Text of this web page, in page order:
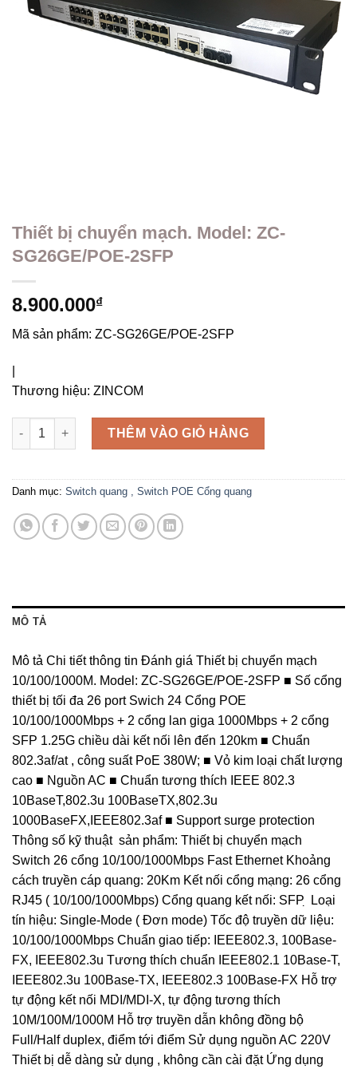
Thiết bị chuyển mạch. Model: ZC-
SG26GE/POE-2SFP
8.900.000₫
Mã sản phẩm: ZC-SG26GE/POE-2SFP
Thương hiệu: ZINCOM
Thiết bị chuyển mạch. Model: ZC-SG26GE/POE-2SFP số lượng
THÊM VÀO GIỎ HÀNG
Danh mục: Switch quang , Switch POE Cổng quang
MÔ TẢ
Mô tả Chi tiết thông tin Đánh giá Thiết bị chuyển mạch
10/100/1000M. Model: ZC-SG26GE/POE-2SFP ■ Số cổng
thiết bị tối đa 26 port Swich 24 Cổng POE
10/100/1000Mbps + 2 cổng lan giga 1000Mbps + 2 cổng
SFP 1.25G chiều dài kết nối lên đến 120km ■ Chuẩn
802.3af/at , công suất PoE 380W; ■ Vỏ kim loại chất lượng
cao ■ Nguồn AC ■ Chuẩn tương thích IEEE 802.3
10BaseT,802.3u 100BaseTX,802.3u
1000BaseFX,IEEE802.3af ■ Support surge protection
Thông số kỹ thuật sản phẩm: Thiết bị chuyển mạch
Switch 26 cổng 10/100/1000Mbps Fast Ethernet Khoảng
cách truyền cáp quang: 20Km Kết nối cổng mạng: 26 cổng
RJ45 ( 10/100/1000Mbps) Cổng quang kết nối: SFP ̣ Loại
tín hiệu: Single-Mode ( Đơn mode) Tốc độ truyền dữ liệu:
10/100/1000Mbps Chuẩn giao tiếp: IEEE802.3, 100Base-
FX, IEEE802.3u Tương thích chuẩn IEEE802.1 10Base-T,
IEEE802.3u 100Base-TX, IEEE802.3 100Base-FX Hỗ trợ
tự động kết nối MDI/MDI-X, tự động tương thích
10M/100M/1000M Hỗ trợ truyền dẫn không đồng bộ
Full/Half duplex, điểm tới điểm Sử dụng nguồn AC 220V
Thiết bị dễ dàng sử dụng , không cần cài đặt Ứng dụng